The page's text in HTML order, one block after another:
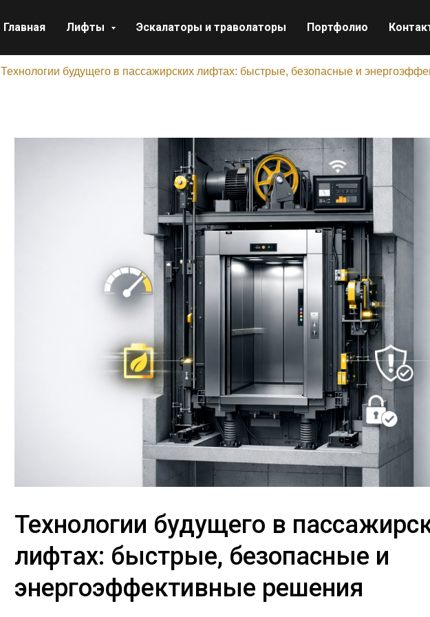
Главная Лифты Эскалаторы и траволаторы Портфолио
Технологии будущего в пассажирских лифтах: быстрые, безопасные и
Технологии будущего в
лифтах: быстрые, безопасные и
энергоэффективные решения